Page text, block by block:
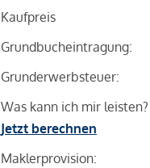
Kaufpreis
Grundbucheintragung:
Grunderwerbsteuer:
Was kann ich mir leisten?
Jetzt berechnen
Maklerprovision: